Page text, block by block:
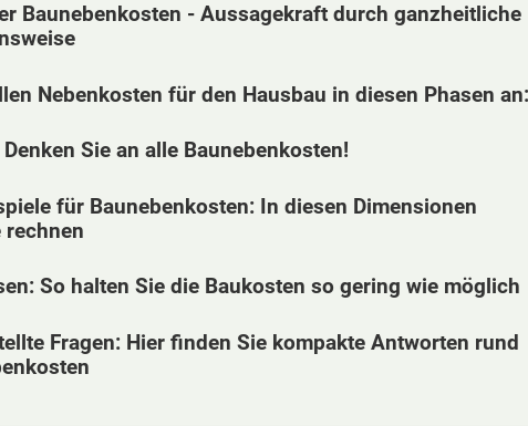
Baunebenkosten - Aussagekraft durch ganzheitliche
Nebenkosten für den Hausbau in diesen Phasen an:
Sie an alle Baunebenkosten!
für Baunebenkosten: In diesen Dimensionen
rechnen
So halten Sie die Baukosten so gering wie möglich
Fragen: Hier finden Sie kompakte Antworten rund